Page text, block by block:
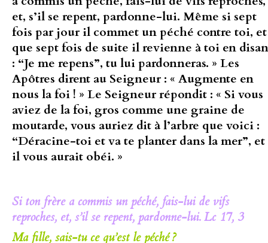
et, s’il se repent, pardonne-lui. Même si sept
fois par jour il commet un péché contre toi, et
que sept fois de suite il revienne à toi en
: “Je me repens”, tu lui pardonneras. » Les
Apôtres dirent au Seigneur : « Augmente en
nous la foi ! » Le Seigneur répondit : « Si vous
aviez de la foi, gros comme une graine de
moutarde, vous auriez dit à l’arbre que voici :
“Déracine-toi et va te planter dans la mer”, et
il vous aurait obéi. »
Si ton frère a commis un péché, fais-lui de vifs
reproches, et, s’il se repent, pardonne-lui. Lc 17, 3
Ma fille, sais-tu ce qu’est le péché ?